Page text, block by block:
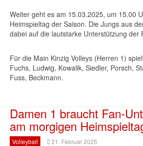
Weiter geht es am 15.03.2025, um 15.00
Heimspieltag der Saison. Die Jungs aus
dabei auf die lautstarke Unterstützung der
Für die Main Kinzig Volleys (Herren 1)
Fuchs, Ludwig, Kowalik, Siedler, Porsch,
Fuss, Beckmann.
Damen 1 braucht Fan-
am morgigen
Volleyball 21. Februar 2025